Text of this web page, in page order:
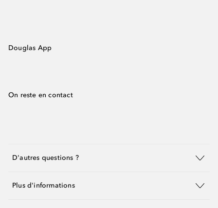
Douglas App
On reste en contact
D'autres questions ?
Plus d'informations